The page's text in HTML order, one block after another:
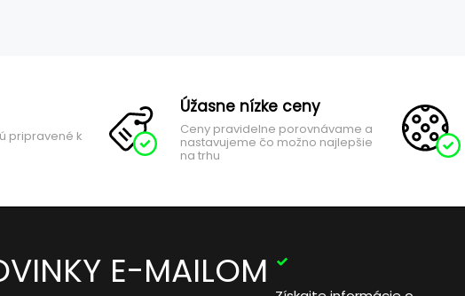
pripravené k
Úžasne nízke ceny
Ceny pravidelne porovnávame a
nastavujeme čo možno najlepšie
na trhu
E-MAILOM